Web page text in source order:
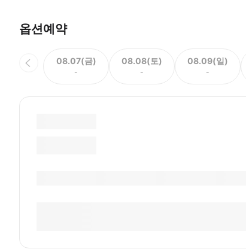
옵션예약
08.07(금)
-
08.08(토)
-
08.09(일)
-